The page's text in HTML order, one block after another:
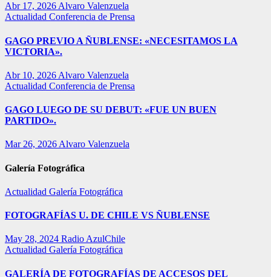
Abr 17, 2026 Alvaro Valenzuela
Actualidad Conferencia de Prensa
GAGO PREVIO A ÑUBLENSE: «NECESITAMOS LA
VICTORIA».
Abr 10, 2026 Alvaro Valenzuela
Actualidad Conferencia de Prensa
GAGO LUEGO DE SU DEBUT: «FUE UN BUEN
PARTIDO».
Mar 26, 2026 Alvaro Valenzuela
Galería Fotográfica
Actualidad Galería Fotográfica
FOTOGRAFÍAS U. DE CHILE VS ÑUBLENSE
May 28, 2024 Radio AzulChile
Actualidad Galería Fotográfica
GALERÍA DE FOTOGRAFÍAS DE ACCESOS DEL